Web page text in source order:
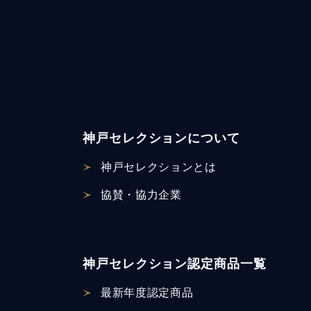
神戸セレクションについて
神戸セレクションとは
協賛・協力企業
神戸セレクション認定商品一覧
最新年度認定商品